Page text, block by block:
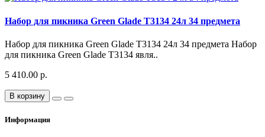
Набор для пикника Green Glade Т3134 24л 34 предмета
Набор для пикника Green Glade Т3134 24л 34 предмета Набор
для пикника Green Glade T3134 явля..
5 410.00 р.
В корзину
Информация